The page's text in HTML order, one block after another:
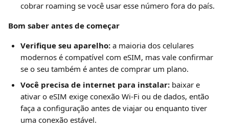
cobrar roaming se você usar esse número fora do país.
Bom saber antes de começar
Verifique seu aparelho: a maioria dos celulares
modernos é compatível com eSIM, mas vale confirmar
se o seu também é antes de comprar um plano.
Você precisa de internet para instalar: baixar e
ativar o eSIM exige conexão Wi-Fi ou de dados, então
faça a configuração antes de viajar ou enquanto tiver
uma conexão estável.